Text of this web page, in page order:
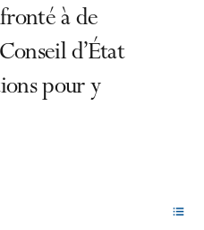
à de
d’État
pour y